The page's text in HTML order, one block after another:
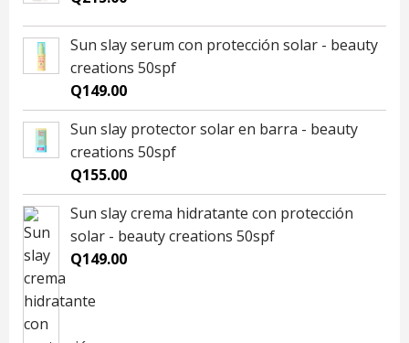
Sun slay serum con protección solar - beauty
creations 50spf
Q149.00
Sun slay protector solar en barra - beauty
creations 50spf
Q155.00
Sun slay crema hidratante con protección
solar - beauty creations 50spf
Q149.00